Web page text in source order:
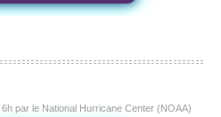
par le National Hurricane Center (NOAA)